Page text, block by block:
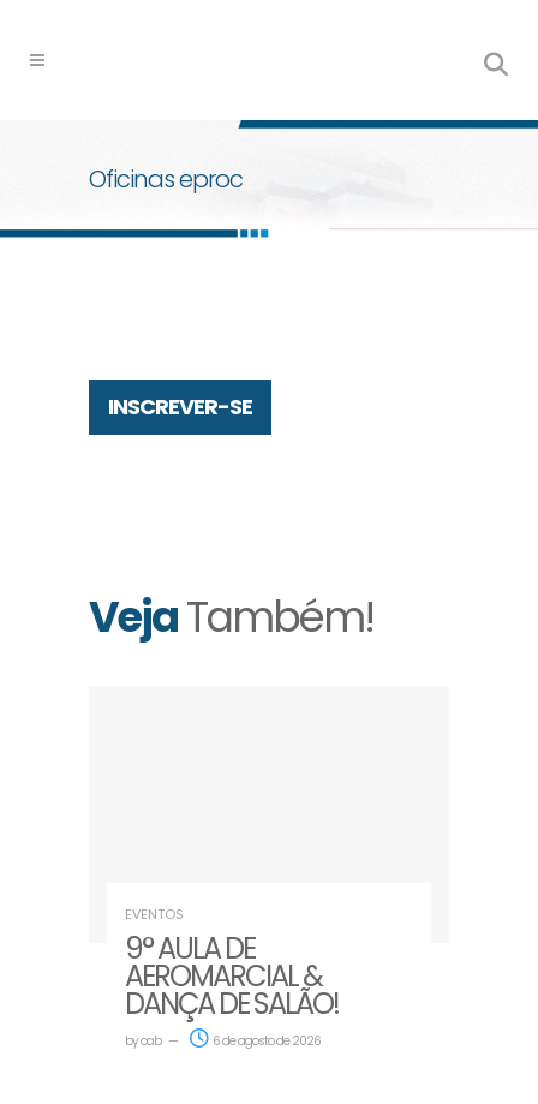
Oficinas eproc
INSCREVER-SE
VejaTambém!
EVENTOS
9° AULA DE
AEROMARCIAL &
DANÇA DE SALÃO!
byoab 6 de agosto de 2026